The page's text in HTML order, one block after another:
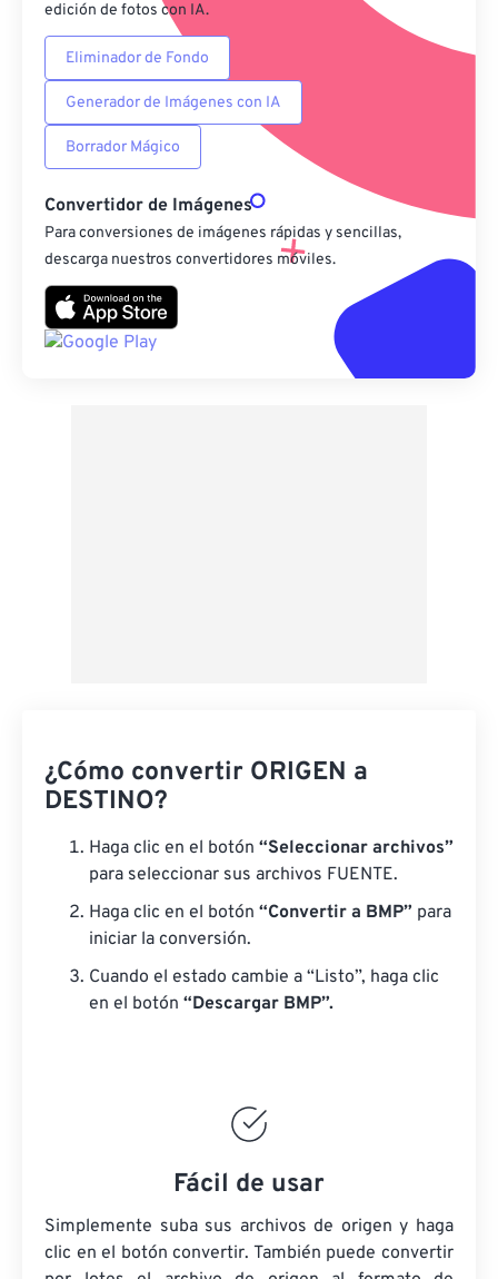
edición de fotos con IA.
Eliminador de Fondo
Generador de Imágenes con IA
Borrador Mágico
Convertidor de Imágenes
Para conversiones de imágenes rápidas y sencillas,
descarga nuestros convertidores móviles.
¿Cómo convertir ORIGEN a
DESTINO?
Haga clic en el botón “Seleccionar archivos”
para seleccionar sus archivos FUENTE.
Haga clic en el botón “Convertir a BMP” para
iniciar la conversión.
Cuando el estado cambie a “Listo”, haga clic
en el botón “Descargar BMP”.
Fácil de usar
Simplemente suba sus archivos de origen y haga
clic en el botón convertir. También puede convertir